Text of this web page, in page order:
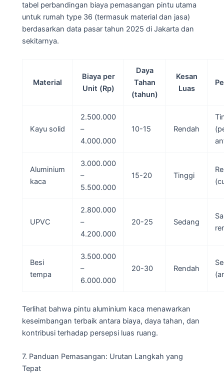
tabel perbandingan biaya pemasangan pintu utama
untuk rumah type 36 (termasuk material dan jasa)
berdasarkan data pasar tahun 2025 di Jakarta dan
sekitarnya.
Material
Biaya per
Unit (Rp)
Daya
Tahan
(tahun)
Kesan
Luas
Kayu solid
2.500.000
–
4.000.000
10-15 Rendah
Aluminium
kaca
3.000.000
–
5.500.000
15-20 Tinggi
UPVC
2.800.000
–
4.200.000
20-25 Sedang
Besi
tempa
3.500.000
–
6.000.000
20-30 Rendah
Terlihat bahwa pintu aluminium kaca menawarkan
keseimbangan terbaik antara biaya, daya tahan, dan
kontribusi terhadap persepsi luas ruang.
7. Panduan Pemasangan: Urutan Langkah yang
Tepat